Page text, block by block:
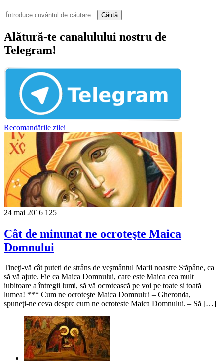
Căută
Alătură-te canalulului nostru de
Telegram!
Recomandările zilei
24 mai 2016 125
Cât de minunat ne ocroteşte Maica
Domnului
Tineţi-vă cât puteti de strâns de veşmântul Marii noastre Stăpâne, ca
să vă ajute. Fie ca Maica Domnului, care este Maica cea mult
iubitoare a întregii lumi, să vă ocrotească pe voi pe toate si toată
lumea! *** Cum ne ocroteşte Maica Domnului – Gheronda,
spuneţi-ne ceva despre cum ne ocroteste Maica Domnului. – Să […]